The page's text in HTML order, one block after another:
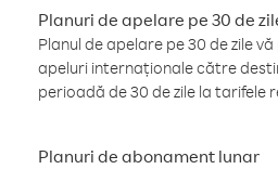
Planuri de apelare pe 30 de
Planul de apelare pe 30 de zile
apeluri internaționale către
perioadă de 30 de zile la tarifele
Planuri de abonament lunar